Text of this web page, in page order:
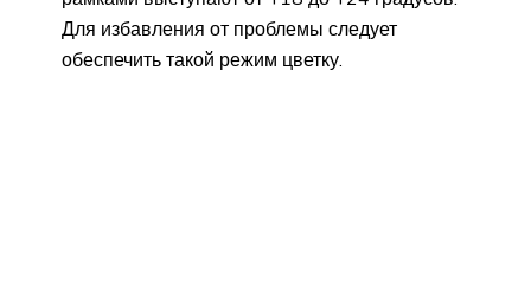
Для избавления от проблемы следует
обеспечить такой режим цветку.